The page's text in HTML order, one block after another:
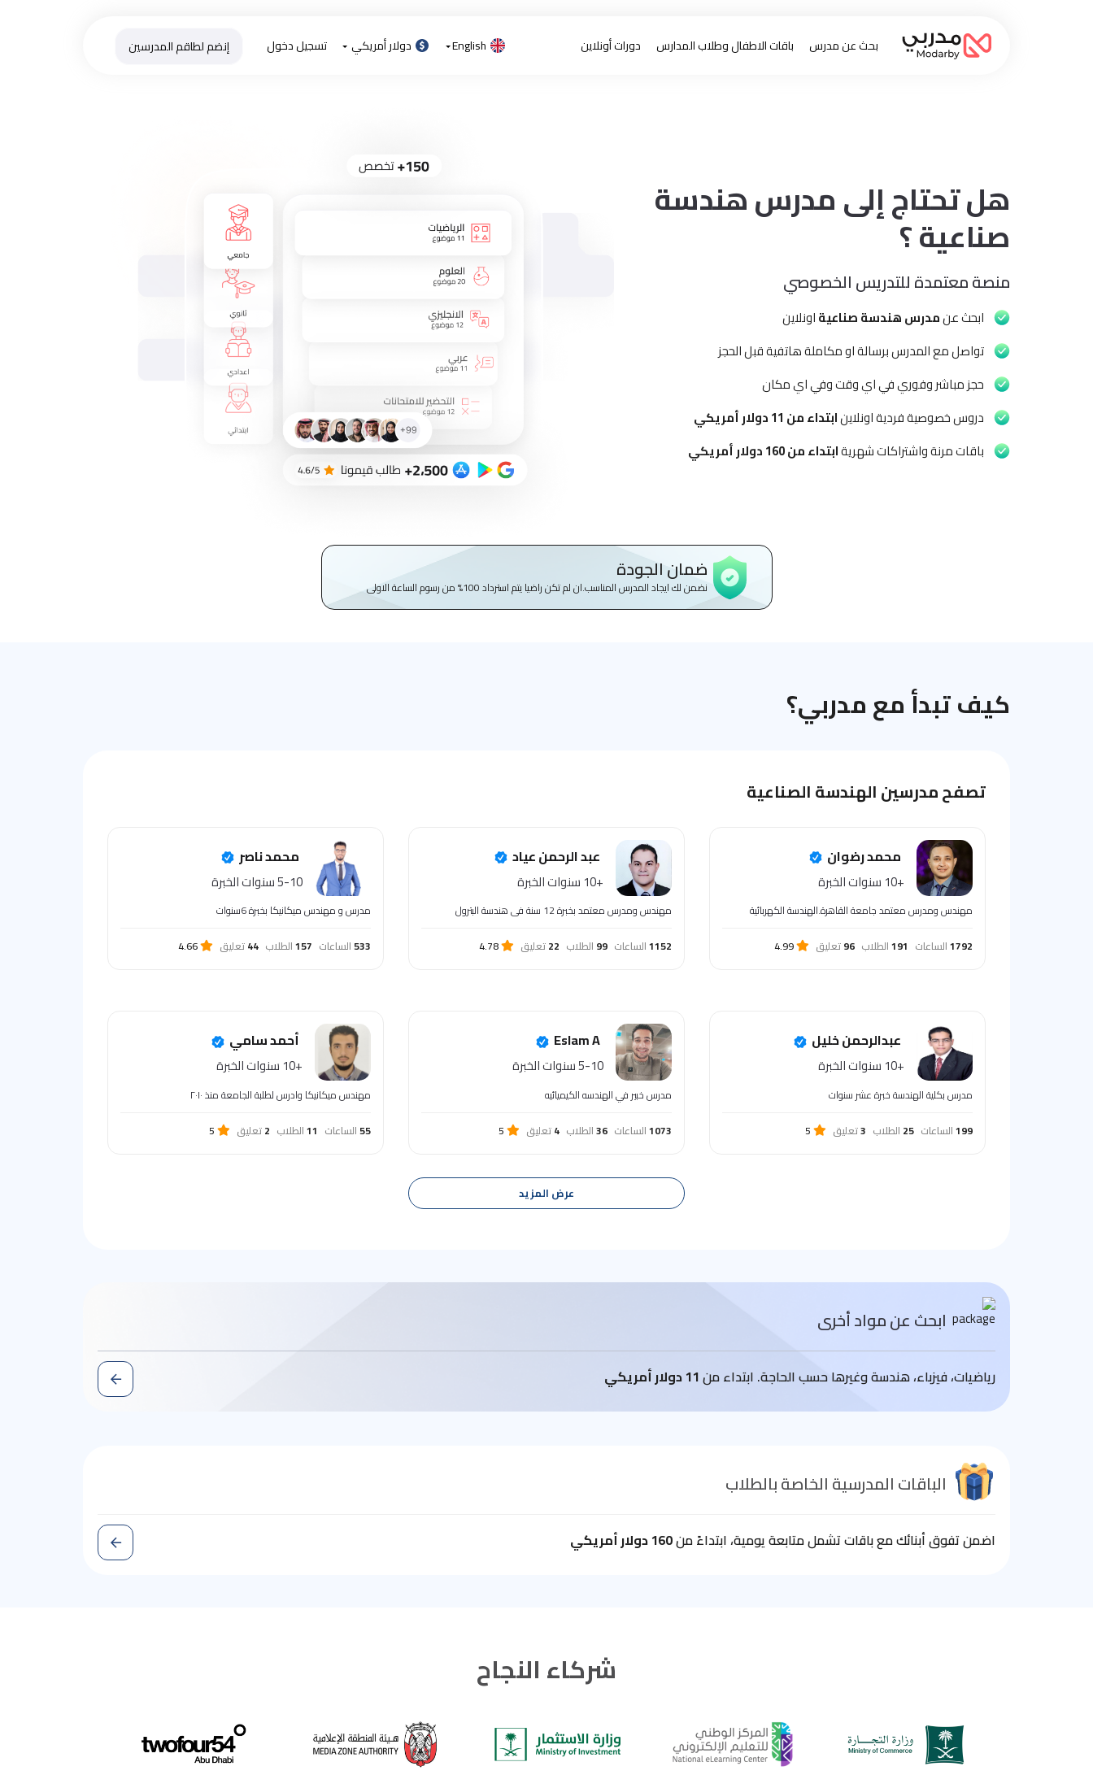
بحث عن مدرس باقات الاطفال وطلاب المدارس دورات أونلاين English دولار أمريكي تسجيل دخول إنضم لطاقم المدرسين
هل تحتاج إلى مدرس هندسة
صناعية ؟
منصة معتمدة للتدريس الخصوصي
ابحث عنمدرس هندسة صناعيةاونلاين
تواصل مع المدرس برسالة او مكاملة هاتفية قبل الحجز
حجز مباشر وفوري في اي وقت وفي اي مكان
دروس خصوصية فردية اونلاينابتداء من 11 دولار أمريكي
باقات مرنة واشتراكات شهريةابتداء من160 دولار أمريكي
ضمان الجودة
نضمن لك ايجاد المدرس المناسب.ان لم تكن راضيا يتم استرداد 100% من رسوم الساعة الاولى
كيف تبدأ مع مدربي؟
تصفح مدرسين الهندسة الصناعية
محمد رضوان
+10 سنوات الخبرة
مهندس ومدرس معتمد جامعة القاهرة.الهندسة الكهربائية
1792الساعات 191الطلاب 96تعليق 4.99
عبد الرحمن عياد
+10 سنوات الخبرة
مهندس ومدرس معتمد بخبرة 12 سنة فى هندسة البترول
1152الساعات 99 الطلاب 22تعليق 4.78
محمد ناصر
5-10 سنوات الخبرة
مدرس و مهندس ميكانيكا بخبرة 6سنوات
533الساعات 157الطلاب 44تعليق 4.66
عبدالرحمن خليل
+10 سنوات الخبرة
مدرس بكلية الهندسة خبرة عشر سنوات
199الساعات 25 الطلاب 3تعليق 5
Eslam A
5-10 سنوات الخبرة
مدرس خبير في الهندسه الكيميائيه
1073الساعات 36الطلاب 4تعليق 5
أحمد سامي
+10 سنوات الخبرة
مهندس ميكانيكا وادرس لطلبة الجامعة منذ ٢٠١٠
55الساعات 11الطلاب 2تعليق 5
عرض المزيد
ابحث عن مواد أخرى
رياضيات، فيزباء، هندسة وغيرها حسب الحاجة. ابتداء من11 دولار أمريكي
الباقات المدرسية الخاصة بالطلاب
اضمن تفوق أبنائك مع باقات تشمل متابعة يومية، ابتداءً من160 دولار أمريكي
شركاء النجاح